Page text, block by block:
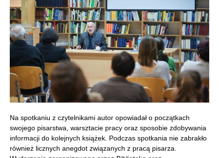
Na spotkaniu z czytelnikami autor opowiadał o początkach
swojego pisarstwa, warsztacie pracy oraz sposobie zdobywania
informacji do kolejnych książek. Podczas spotkania nie zabrakło
również licznych anegdot związanych z pracą pisarza.